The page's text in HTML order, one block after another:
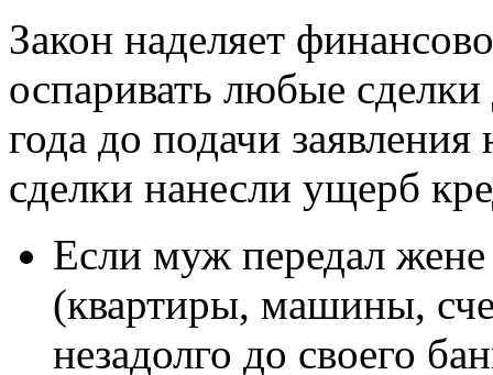
Закон наделяет
оспаривать любые
года до подачи заявления
сделки нанесли ущерб
Если муж передал
(квартиры, машины,
незадолго до своего